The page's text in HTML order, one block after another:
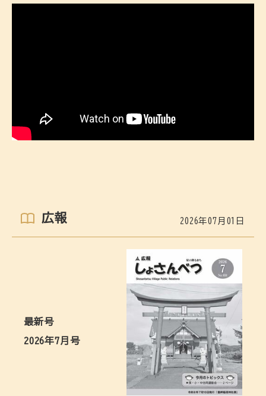
広報 2026年07月01日
最新号
2026年7月号